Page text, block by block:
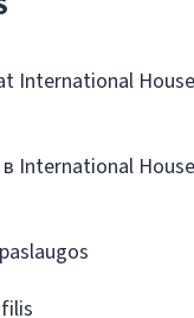
International
International